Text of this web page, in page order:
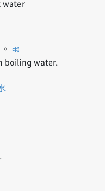
water
。
boiling water.